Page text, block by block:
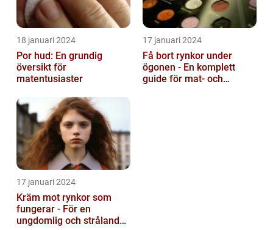
18 januari 2024
Por hud: En grundig
översikt för
matentusiaster
17 januari 2024
Få bort rynkor under
ögonen - En komplett
guide för mat- och
17 januari 2024
Kräm mot rynkor som
fungerar - För en
ungdomlig och strålande